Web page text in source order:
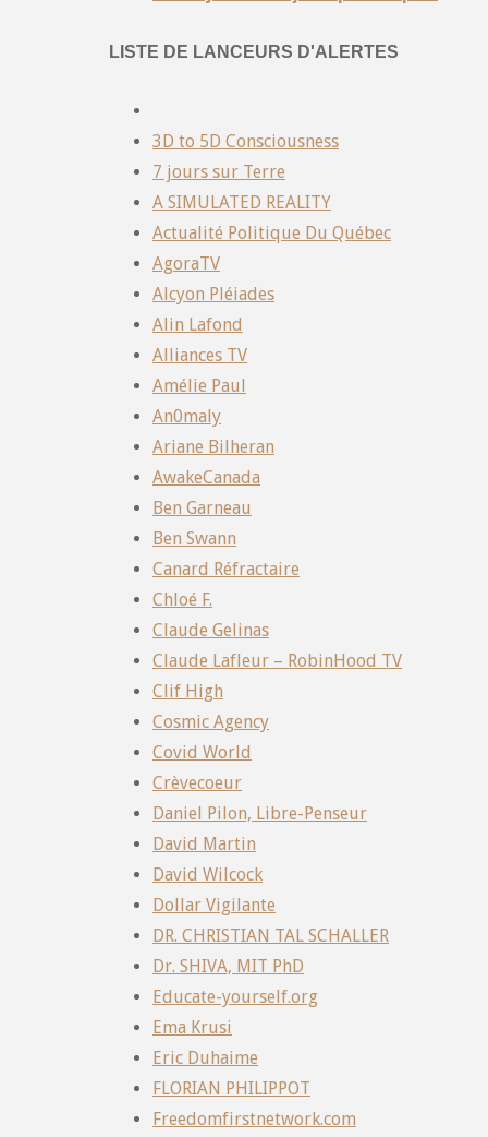
LISTE DE LANCEURS D'ALERTES
3D to 5D Consciousness
7 jours sur Terre
A SIMULATED REALITY
Actualité Politique Du Québec
AgoraTV
Alcyon Pléiades
Alin Lafond
Alliances TV
Amélie Paul
An0maly
Ariane Bilheran
AwakeCanada
Ben Garneau
Ben Swann
Canard Réfractaire
Chloé F.
Claude Gelinas
Claude Lafleur – RobinHood TV
Clif High
Cosmic Agency
Covid World
Crèvecoeur
Daniel Pilon, Libre-Penseur
David Martin
David Wilcock
Dollar Vigilante
DR. CHRISTIAN TAL SCHALLER
Dr. SHIVA, MIT PhD
Educate-yourself.org
Ema Krusi
Eric Duhaime
FLORIAN PHILIPPOT
Freedomfirstnetwork.com